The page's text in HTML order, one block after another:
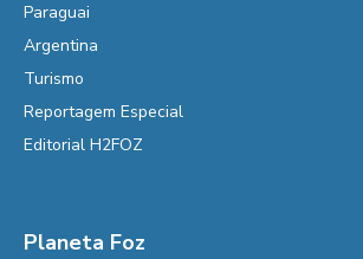
Paraguai
Argentina
Turismo
Reportagem Especial
Editorial H2FOZ
Planeta Foz